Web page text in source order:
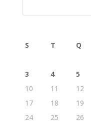
S T Q
3
4 5
10
11 12
17
18 19
24
25 26